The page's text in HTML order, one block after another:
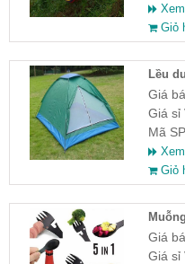
Giỏ
Lều
Giá
Giá sỉ
Mã
Giỏ
Giá
Giá sỉ